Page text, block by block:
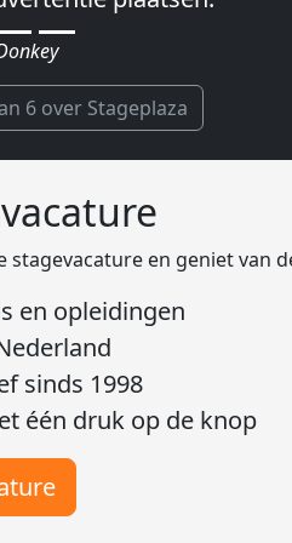
Center bij VION Food
en geniet van
en opleidingen
sinds 1998
één druk op de knop